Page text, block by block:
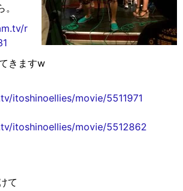
r
きますw
itoshinoellies/movie/5511971
itoshinoellies/movie/5512862
て